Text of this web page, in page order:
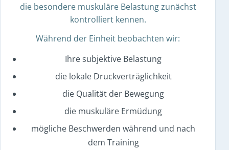
die besondere muskuläre Belastung zunächst
kontrolliert kennen.
Während der Einheit beobachten wir:
Ihre subjektive Belastung
die lokale Druckverträglichkeit
die Qualität der Bewegung
die muskuläre Ermüdung
mögliche Beschwerden während und nach
dem Training